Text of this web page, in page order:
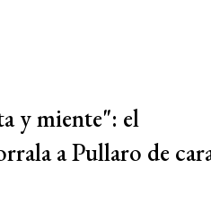
y miente": el
a Pullaro de